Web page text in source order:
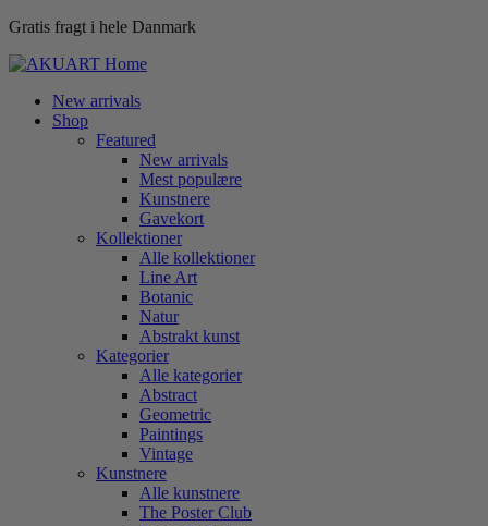
Gratis fragt i hele Danmark
New arrivals
Shop
Featured
New arrivals
Mest populære
Kunstnere
Gavekort
Kollektioner
Alle kollektioner
Line Art
Botanic
Natur
Abstrakt kunst
Kategorier
Alle kategorier
Abstract
Geometric
Paintings
Vintage
Kunstnere
Alle kunstnere
The Poster Club